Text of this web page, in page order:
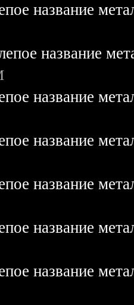
название
название
название
название
название
название
название